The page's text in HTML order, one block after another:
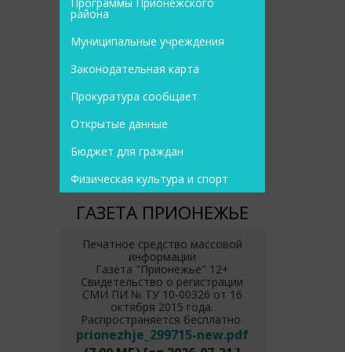
района
Муниципальные учреждения
Законодательная карта
Прокуратура сообщает
Открытые данные
Бюджет для граждан
Физическая культура и спорт
ГАЗЕТА ПРИОНЕЖЬЕ
Печатное средство массовой
информации
Газета "Прионежье" 12+
Свидетельство о регистрации
СМИ ПИ № ТУ 10-00326 от 16
октября 2015 года.
Распространяется бесплатно.
prionezhje_299715-new.pdf